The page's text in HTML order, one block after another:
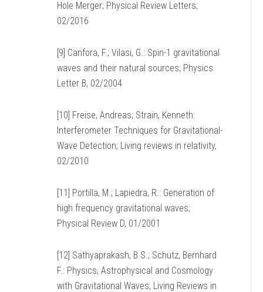
Hole Merger; Physical Review Letters;
02/2016
[9] Canfora, F.; Vilasi, G.: Spin-1 gravitational
waves and their natural sources; Physics
Letter B, 02/2004
[10] Freise, Andreas; Strain, Kenneth:
Interferometer Techniques for Gravitational-
Wave Detection; Living reviews in relativity,
02/2010
[11] Portilla, M.; Lapiedra, R.: Generation of
high frequency gravitational waves;
Physical Review D, 01/2001
[12] Sathyaprakash, B.S.; Schutz, Bernhard
F.: Physics, Astrophysical and Cosmology
with Gravitational Waves; Living Reviews in